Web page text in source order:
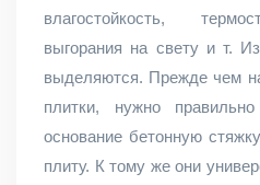
влагостойкость,
выгорания на свету и т.
выделяются. Прежде чем
плитки, нужно правильно
основание бетонную
плиту. К тому же они